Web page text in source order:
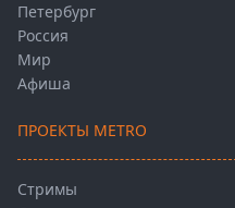
Петербург
Россия
Мир
Афиша
ПРОЕКТЫ METRO
Стримы